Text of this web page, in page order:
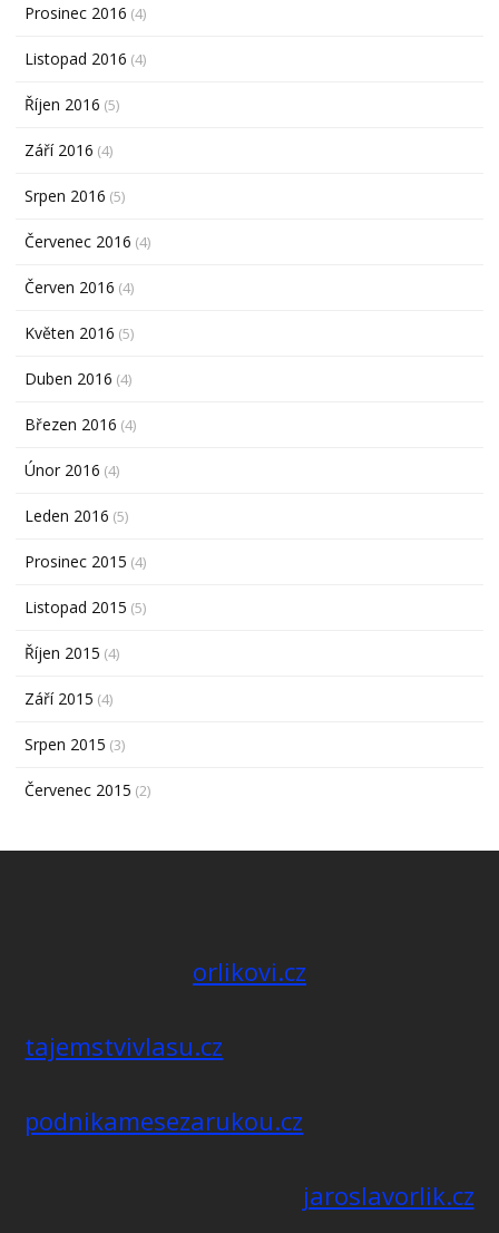
Prosinec 2016 (4)
Listopad 2016 (4)
Říjen 2016 (5)
Září 2016 (4)
Srpen 2016 (5)
Červenec 2016 (4)
Červen 2016 (4)
Květen 2016 (5)
Duben 2016 (4)
Březen 2016 (4)
Únor 2016 (4)
Leden 2016 (5)
Prosinec 2015 (4)
Listopad 2015 (5)
Říjen 2015 (4)
Září 2015 (4)
Srpen 2015 (3)
Červenec 2015 (2)
orlikovi.cz
tajemstvivlasu.cz
podnikamesezarukou.cz
jaroslavorlik.cz